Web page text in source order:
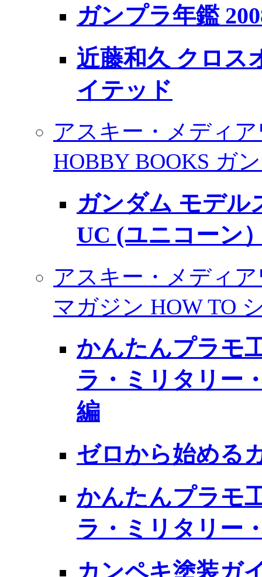
ガンプラ年鑑
近藤和久 クロス
イテッド
アスキー・メディ
HOBBY BOOKS ガ
ガンダム モデル
UC (ユニコーン
アスキー・メディ
マガジン HOW TO
かんたんプラモ
ラ・ミリタリー
編
ゼロから始める
かんたんプラモ
ラ・ミリタリー
カンペキ塗装ガ